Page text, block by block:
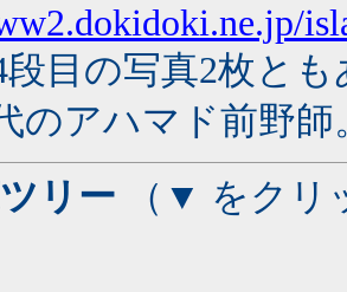
段目の写真2枚と
のアハマド前野師
リー （▼ をクリ